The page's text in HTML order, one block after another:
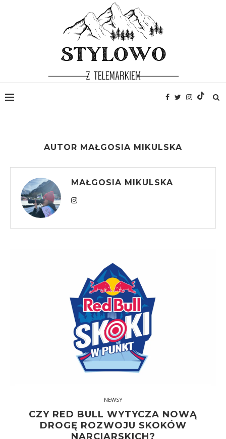
AUTOR MAŁGOSIA MIKULSKA
MAŁGOSIA MIKULSKA
NEWSY
CZY RED BULL WYTYCZA NOWĄ
DROGĘ ROZWOJU SKOKÓW
NARCIARSKICH?